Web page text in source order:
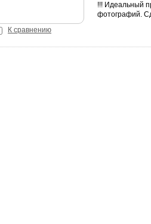
К сравнению
!!! Идеальный
фотографий.